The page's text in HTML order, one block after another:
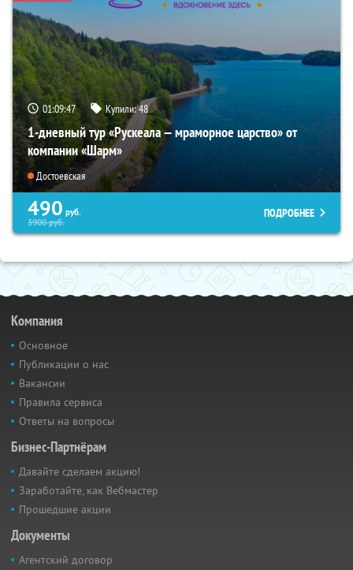
01:09:46 Купили:48
1-дневный тур «Рускеала — мраморное царство» от
компании «Шарм»
Достоевская
490 руб.
3900руб.
ПОДРОБНЕЕ
Компания
Основное
Публикации о нас
Вакансии
Правила сервиса
Ответы на вопросы
Бизнес-Партнёрам
Давайте сделаем акцию!
Заработайте, как Вебмастер
Прошедшие акции
Документы
Агентский договор